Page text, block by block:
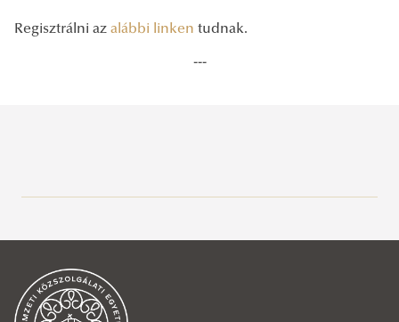
Aktuális
Hírek, események
2026
Regisztrálni az alábbi linken tudnak.
---